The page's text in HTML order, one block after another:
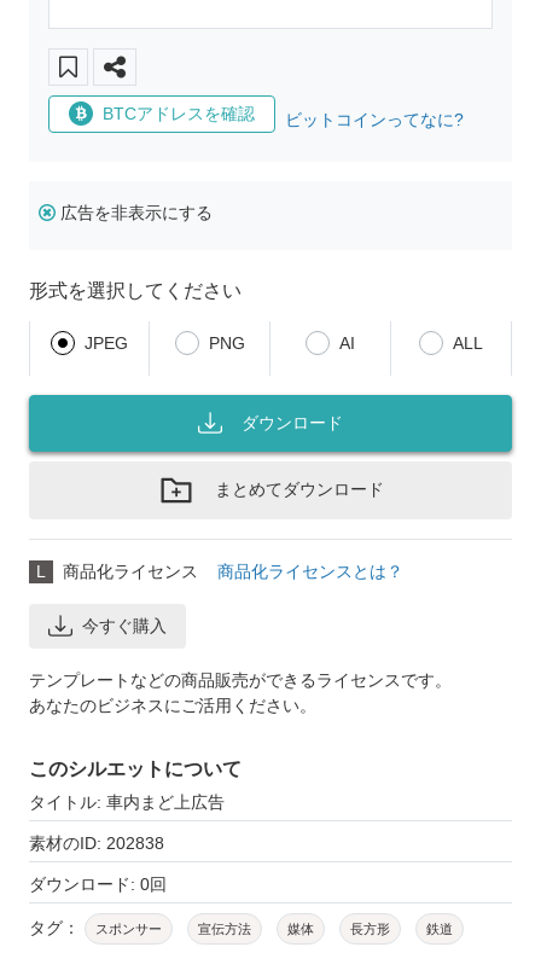
BTCアドレスを確認 ビットコインってなに?
広告を非表示にする
形式を選択してください
JPEG PNG AI ALL
ダウンロード
まとめてダウンロード
L 商品化ライセンス 商品化ライセンスとは？
今すぐ購入
テンプレートなどの商品販売ができるライセンスです。
あなたのビジネスにご活用ください。
このシルエットについて
タイトル: 車内まど上広告
素材のID: 202838
ダウンロード: 0回
タグ： スポンサー 宣伝方法 媒体 長方形 鉄道